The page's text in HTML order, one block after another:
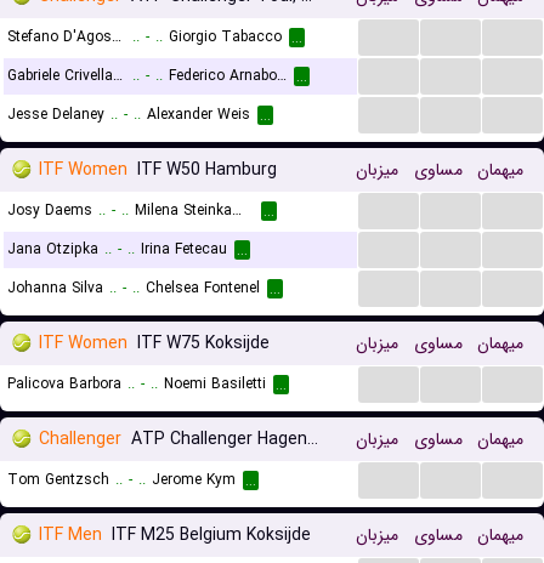
Stefano D'Agostino .. - .. Giorgio Tabacco ...
Gabriele Crivellaro .. - .. Federico Arnaboldi ...
Jesse Delaney .. - .. Alexander Weis ...
ITF Women ITF W50 Hamburg میزبان مساوی میهمان
Josy Daems .. - .. Milena Steinkamp ...
Jana Otzipka .. - .. Irina Fetecau ...
Johanna Silva .. - .. Chelsea Fontenel ...
ITF Women ITF W75 Koksijde میزبان مساوی میهمان
Palicova Barbora .. - .. Noemi Basiletti ...
Challenger ATP Challenger Hagen, Main Draw میزبان مساوی میهمان
Tom Gentzsch .. - .. Jerome Kym ...
ITF Men ITF M25 Belgium Koksijde میزبان مساوی میهمان